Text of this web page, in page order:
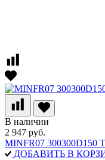
В наличии
2 947 руб.
MINFR07 300300D150
ДОБАВИТЬ В